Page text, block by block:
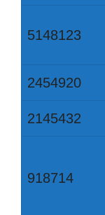
5148123
2454920
2145432
918714